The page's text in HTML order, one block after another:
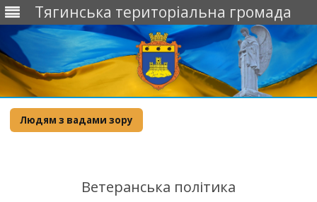
Тягинська територіальна громада
Людям з вадами зору
Ветеранська політика